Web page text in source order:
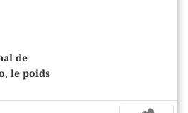
de
le poids